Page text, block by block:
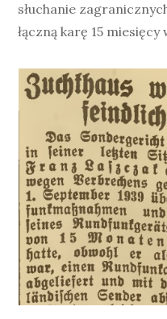
słuchanie
łączną karę 15 miesięcy